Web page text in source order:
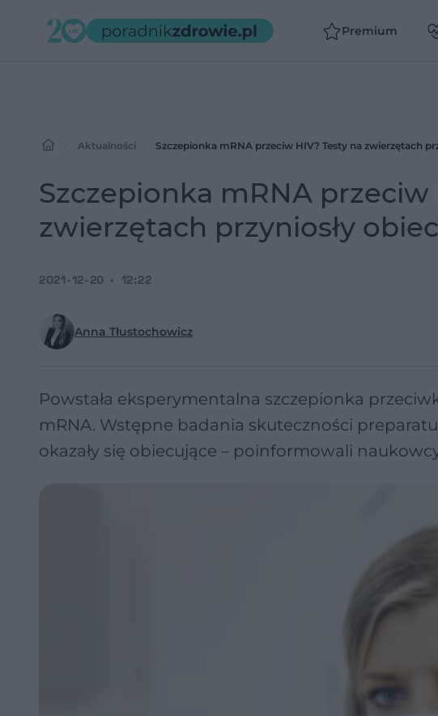
Premium
Aktualności Szczepionka mRNA przeciw HIV? Testy na zwierzętach
Szczepionka mRNA przeciw
zwierzętach przyniosły
Anna Tłustochowicz
2021-12-20 12:22
Powstała eksperymentalna szczepionka
mRNA. Wstępne badania skuteczności
okazały się obiecujące – poinformowali